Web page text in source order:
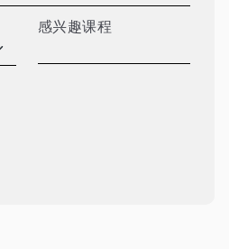
感兴趣课程